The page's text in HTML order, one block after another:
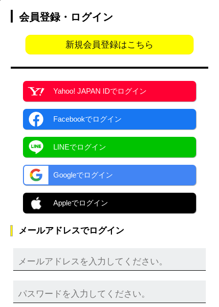
会員登録・ログイン
新規会員登録はこちら
Yahoo! JAPAN IDでログイン
Facebookでログイン
LINEでログイン
Googleでログイン
Appleでログイン
メールアドレスでログイン